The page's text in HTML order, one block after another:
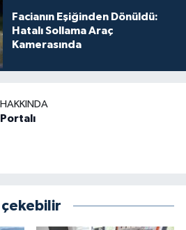
Facianın Eşiğinden Dönüldü:
Hatalı Sollama Araç
Kamerasında
çekebilir